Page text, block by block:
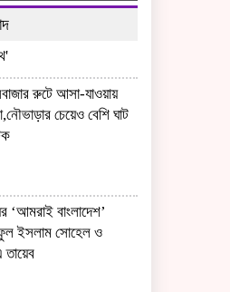
রুটে আসা-যাওয়ায়
চেয়েও বেশি ঘাট
‘আমরাই বাংলাদেশ’
ইসলাম সোহেল ও
তায়েব